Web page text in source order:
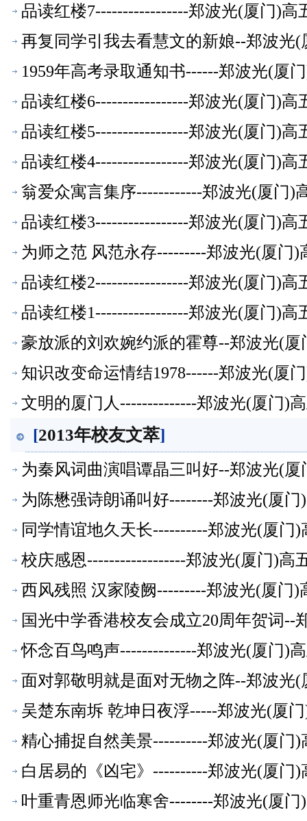
品读红楼7-----------------郑波光(厦门)高
再复同学引我去看慧文的新娘--郑波光
1959年高考录取通知书------郑波光(厦
品读红楼6-----------------郑波光(厦门)高
品读红楼5-----------------郑波光(厦门)高
品读红楼4-----------------郑波光(厦门)高
翁爱众寓言集序------------郑波光(厦门)
品读红楼3-----------------郑波光(厦门)高
为师之范 风范永存---------郑波光(厦门)
品读红楼2-----------------郑波光(厦门)高
品读红楼1-----------------郑波光(厦门)高
豪放派的刘欢婉约派的霍尊--郑波光(
知识改变命运情结1978------郑波光(厦
文明的厦门人--------------郑波光(厦门)
[2013年校友文萃]
为秦风词曲演唱谭晶三叫好--郑波光(
为陈懋强诗朗诵叫好--------郑波光(厦
同学情谊地久天长----------郑波光(厦门
校庆感恩------------------郑波光(厦门)高
西风残照 汉家陵阙---------郑波光(厦门)
国光中学香港校友会成立20周年贺词--
怀念百鸟鸣声--------------郑波光(厦门)
面对郭敬明就是面对无物之阵--郑波光
吴楚东南坼 乾坤日夜浮-----郑波光(厦
精心捕捉自然美景----------郑波光(厦门
白居易的《凶宅》----------郑波光(厦门
叶重青恩师光临寒舍--------郑波光(厦